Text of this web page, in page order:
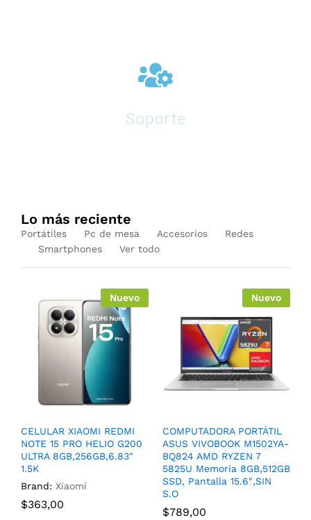
Soporte
Lo más reciente
Portátiles Pc de mesa Accesorios
Redes
Smartphones
Ver todo
Nuevo
CELULAR XIAOMI REDMI
NOTE 15 PRO HELIO G200
ULTRA 8GB,256GB,6.83″
1.5K
Brand: Xiaomi
$363,00
Nuevo
COMPUTADORA PORTÁTIL
ASUS VIVOBOOK M1502YA-
BQ824 AMD RYZEN 7
5825U Memoria 8GB,512GB
SSD, Pantalla 15.6″,SIN
S.O
$789,00